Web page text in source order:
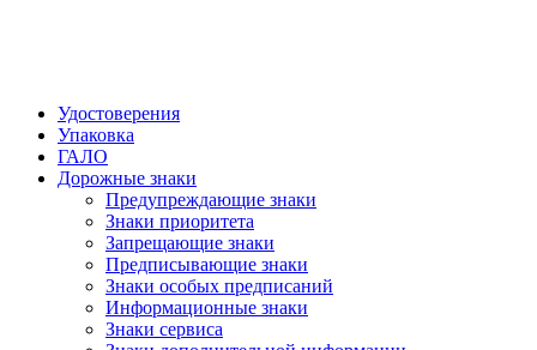
Удостоверения
Упаковка
ГАЛО
Дорожные знаки
Предупреждающие знаки
Знаки приоритета
Запрещающие знаки
Предписывающие знаки
Знаки особых предписаний
Информационные знаки
Знаки сервиса